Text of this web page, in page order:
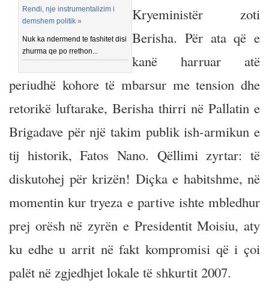
Rendi, nje instrumentalizim i
demshem politik »
Nuk ka ndermend te fashitet disi
zhurma qe po rrethon...
Kryeministër zoti
Berisha. Për ata që e
kanë harruar atë
periudhë kohore të mbarsur me tension dhe
retorikë luftarake, Berisha thirri në Pallatin e
Brigadave për një takim publik ish-armikun e
tij historik, Fatos Nano. Qëllimi zyrtar: të
diskutohej për krizën! Diçka e habitshme, në
momentin kur tryeza e partive ishte mbledhur
prej orësh në zyrën e Presidentit Moisiu, aty
ku edhe u arrit në fakt kompromisi që i çoi
palët në zgjedhjet lokale të shkurtit 2007.